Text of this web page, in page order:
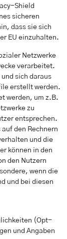
Shield
sicheren
dass sie sich
EU einzuhalten.
Netzwerke
verarbeitet.
sich daraus
erstellt werden.
werden, um z.B.
zu
entsprechen.
den Rechnern
und die
können in den
den Nutzern
wenn die
und bei diesen
(Opt-
und Angaben